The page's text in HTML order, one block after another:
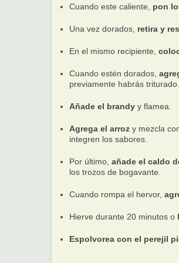
Cuando este caliente, pon
Una vez dorados, retira y
En el mismo recipiente,
Cuando estén dorados,
previamente habrás triturado.
Añade el brandy y flamea.
Agrega el arroz y mezcla
integren los sabores.
Por último, añade el caldo
los trozos de bogavante.
Cuando rompa el hervor,
Hierve durante 20 minutos o
Espolvorea con el perejil